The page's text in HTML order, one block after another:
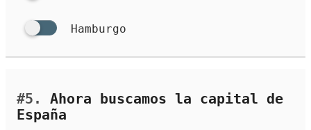
Hamburgo
#5.
Ahora buscamos la capital de
España